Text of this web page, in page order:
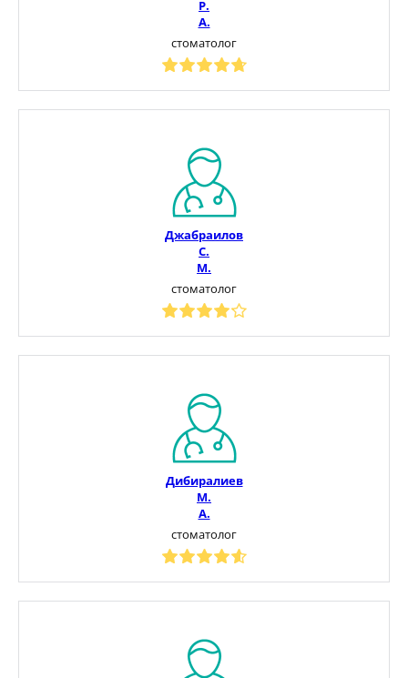
Р.
А.
стоматолог
Джабраилов
С.
М.
стоматолог
Дибиралиев
М.
А.
стоматолог